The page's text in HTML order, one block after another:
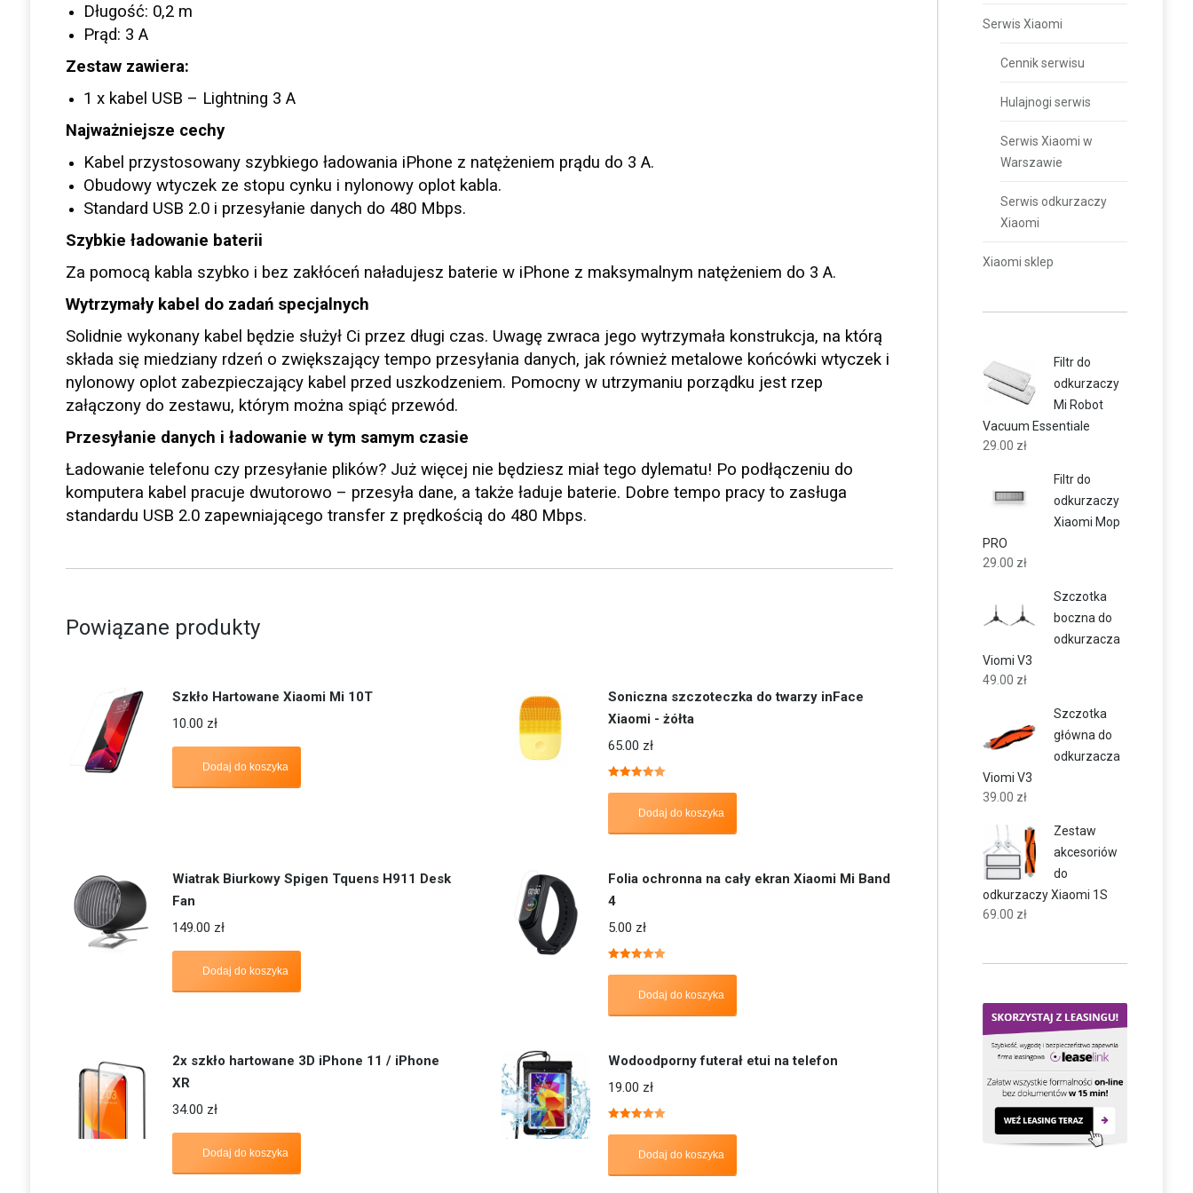
Długość: 0,2 m
Prąd: 3 A
Zestaw zawiera:
1 x kabel USB – Lightning 3 A
Najważniejsze cechy
Kabel przystosowany szybkiego ładowania iPhone z natężeniem prądu do 3 A.
Obudowy wtyczek ze stopu cynku i nylonowy oplot kabla.
Standard USB 2.0 i przesyłanie danych do 480 Mbps.
Szybkie ładowanie baterii
Za pomocą kabla szybko i bez zakłóceń naładujesz baterie w iPhone z maksymalnym natężeniem do 3 A.
Wytrzymały kabel do zadań specjalnych
Solidnie wykonany kabel będzie służył Ci przez długi czas. Uwagę zwraca jego wytrzymała konstrukcja, na którą
składa się miedziany rdzeń o zwiększający tempo przesyłania danych, jak również metalowe końcówki wtyczek i
nylonowy oplot zabezpieczający kabel przed uszkodzeniem. Pomocny w utrzymaniu porządku jest rzep
załączony do zestawu, którym można spiąć przewód.
Przesyłanie danych i ładowanie w tym samym czasie
Ładowanie telefonu czy przesyłanie plików? Już więcej nie będziesz miał tego dylematu! Po podłączeniu do
komputera kabel pracuje dwutorowo – przesyła dane, a także ładuje baterie. Dobre tempo pracy to zasługa
standardu USB 2.0 zapewniającego transfer z prędkością do 480 Mbps.
Powiązane produkty
Szkło Hartowane Xiaomi Mi 10T
10.00 zł
Dodaj do koszyka
Soniczna szczoteczka do twarzy inFace
Xiaomi - żółta
65.00 zł
5.00
Dodaj do koszyka
Wiatrak Biurkowy Spigen Tquens H911 Desk
Fan
149.00 zł
Dodaj do koszyka
Folia ochronna na cały ekran Xiaomi Mi Band
4
5.00 zł
5.00
Dodaj do koszyka
2x szkło hartowane 3D iPhone 11 / iPhone
XR
34.00 zł
Dodaj do koszyka
Wodoodporny futerał etui na telefon
19.00 zł
5.00
Dodaj do koszyka
Serwis Xiaomi
Cennik serwisu
Hulajnogi serwis
Serwis Xiaomi w
Warszawie
Serwis odkurzaczy
Xiaomi
Xiaomi sklep
Filtr do
odkurzaczy
Mi Robot
Vacuum Essentiale
29.00 zł
Filtr do
odkurzaczy
Xiaomi Mop
PRO
29.00 zł
Szczotka
boczna do
odkurzacza
Viomi V3
49.00 zł
Szczotka
główna do
odkurzacza
Viomi V3
39.00 zł
Zestaw
akcesoriów
do
odkurzaczy Xiaomi 1S
69.00 zł